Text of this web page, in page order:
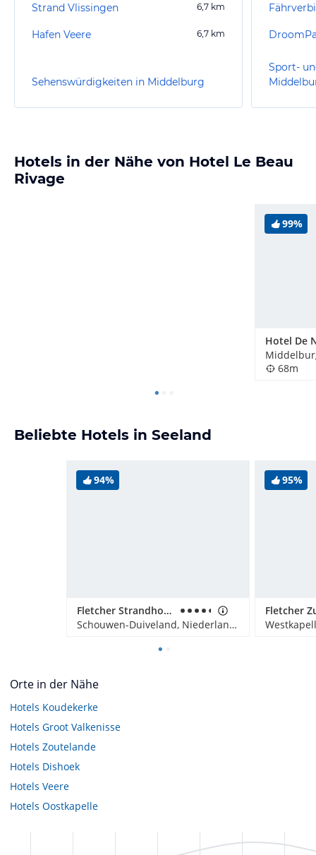
Strand Vlissingen 6,7 km
Hafen Veere 6,7 km
Sehenswürdigkeiten in Middelburg
Sport-
Hotels in der Nähe von Hotel Le Beau
Rivage
99%
68m
Beliebte Hotels in Seeland
94%
Fletcher Strandhotel Haamstede
Schouwen-Duiveland, Niederlande
95%
Orte in der Nähe
Hotels Koudekerke
Hotels Groot Valkenisse
Hotels Zoutelande
Hotels Dishoek
Hotels Veere
Hotels Oostkapelle